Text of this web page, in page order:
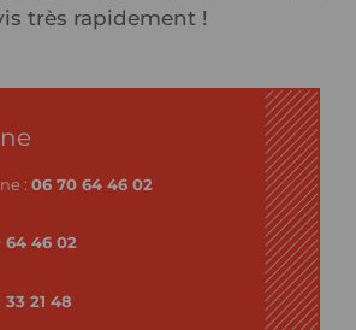
très rapidement !
: 06 70 64 46 02
64 46 02
21 48